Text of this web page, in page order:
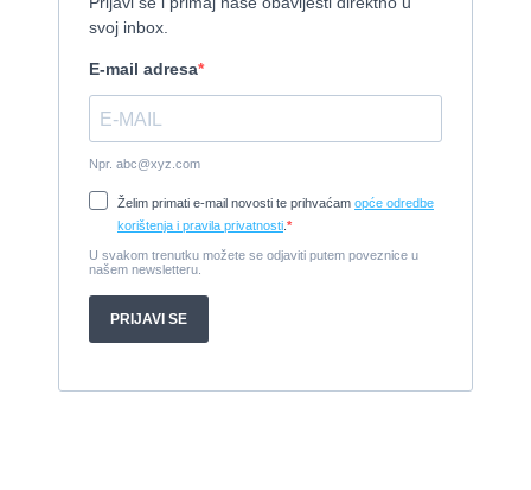
Tender Williams 325 TurboJet - sniženo!
2008, 325 x 1.7 m, weber 750
Damor 900 FURIA - EXTRA OPREMA - PRILIKA - SNIŽENA
CIJENA
2008, 8,98 x 3 m, Yanmar 200kW - unutranji, diesel
Cijena:65.000 EUR
Prodajem jedrilicu ELAN 31 S
Cijena:27.000 EUR
Gulet Hera
M/B San snova